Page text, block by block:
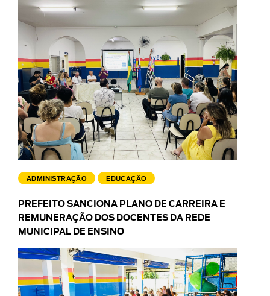
ADMINISTRAÇÃO EDUCAÇÃO
PREFEITO SANCIONA PLANO DE CARREIRA E
REMUNERAÇÃO DOS DOCENTES DA REDE
MUNICIPAL DE ENSINO